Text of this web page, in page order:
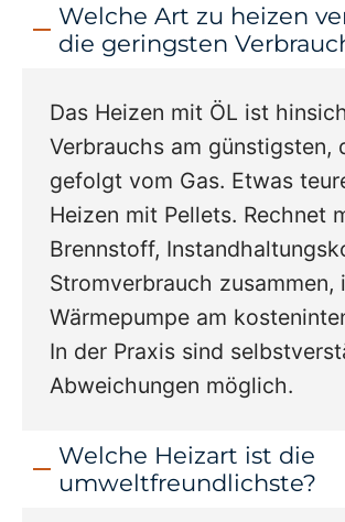
Welche Art zu heizen
die geringsten
Das Heizen mit ÖL ist
Verbrauchs am günstigsten,
gefolgt vom Gas. Etwas
Heizen mit Pellets. Rechnet
Brennstoff,
Stromverbrauch zusammen,
Wärmepumpe am
In der Praxis sind
Abweichungen möglich.
Welche Heizart ist die
umweltfreundlichste?